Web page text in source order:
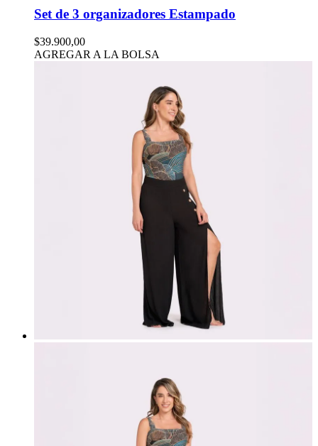
Set de 3 organizadores Estampado
$39.900,00
AGREGAR A LA BOLSA